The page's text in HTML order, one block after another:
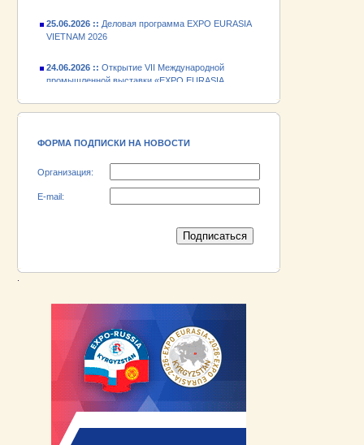
VIETNAM 2026
промышленной выставки «EXPO EURASIA
VIETNAM 2026»
ФОРМА ПОДПИСКИ НА НОВОСТИ
Организация:
E-mail: